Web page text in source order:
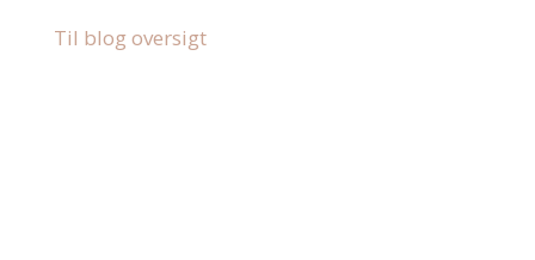
Til blog oversigt